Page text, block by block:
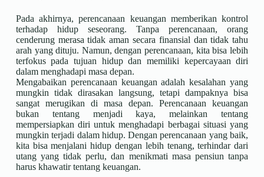
Pada akhirnya, perencanaan keuangan memberikan kontrol
terhadap hidup seseorang. Tanpa perencanaan, orang
cenderung merasa tidak aman secara finansial dan tidak tahu
arah yang dituju. Namun, dengan perencanaan, kita bisa lebih
terfokus pada tujuan hidup dan memiliki kepercayaan diri
dalam menghadapi masa depan.
Mengabaikan perencanaan keuangan adalah kesalahan yang
mungkin tidak dirasakan langsung, tetapi dampaknya bisa
sangat merugikan di masa depan. Perencanaan keuangan
bukan tentang menjadi kaya, melainkan tentang
mempersiapkan diri untuk menghadapi berbagai situasi yang
mungkin terjadi dalam hidup. Dengan perencanaan yang baik,
kita bisa menjalani hidup dengan lebih tenang, terhindar dari
utang yang tidak perlu, dan menikmati masa pensiun tanpa
harus khawatir tentang keuangan.